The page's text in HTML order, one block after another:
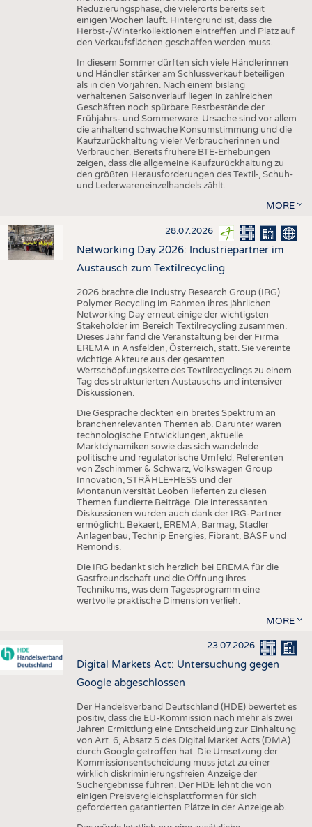
Reduzierungsphase, die vielerorts bereits seit
einigen Wochen läuft. Hintergrund ist, dass die
Herbst-/Winterkollektionen eintreffen und Platz auf
den Verkaufsflächen geschaffen werden muss.
In diesem Sommer dürften sich viele Händlerinnen
und Händler stärker am Schlussverkauf beteiligen
als in den Vorjahren. Nach einem bislang
verhaltenen Saisonverlauf liegen in zahlreichen
Geschäften noch spürbare Restbestände der
Frühjahrs- und Sommerware. Ursache sind vor allem
die anhaltend schwache Konsumstimmung und die
Kaufzurückhaltung vieler Verbraucherinnen und
Verbraucher. Bereits frühere BTE-Erhebungen
zeigen, dass die allgemeine Kaufzurückhaltung zu
den größten Herausforderungen des Textil-, Schuh-
und Lederwareneinzelhandels zählt.
MORE
28.07.2026
Networking Day 2026: Industriepartner im
Austausch zum Textilrecycling
2026 brachte die Industry Research Group (IRG)
Polymer Recycling im Rahmen ihres jährlichen
Networking Day erneut einige der wichtigsten
Stakeholder im Bereich Textilrecycling zusammen.
Dieses Jahr fand die Veranstaltung bei der Firma
EREMA in Ansfelden, Österreich, statt. Sie vereinte
wichtige Akteure aus der gesamten
Wertschöpfungskette des Textilrecyclings zu einem
Tag des strukturierten Austauschs und intensiver
Diskussionen.
Die Gespräche deckten ein breites Spektrum an
branchenrelevanten Themen ab. Darunter waren
technologische Entwicklungen, aktuelle
Marktdynamiken sowie das sich wandelnde
politische und regulatorische Umfeld. Referenten
von Zschimmer & Schwarz, Volkswagen Group
Innovation, STRÄHLE+HESS und der
Montanuniversität Leoben lieferten zu diesen
Themen fundierte Beiträge. Die interessanten
Diskussionen wurden auch dank der IRG-Partner
ermöglicht: Bekaert, EREMA, Barmag, Stadler
Anlagenbau, Technip Energies, Fibrant, BASF und
Remondis.
Die IRG bedankt sich herzlich bei EREMA für die
Gastfreundschaft und die Öffnung ihres
Technikums, was dem Tagesprogramm eine
wertvolle praktische Dimension verlieh.
MORE
23.07.2026
Digital Markets Act: Untersuchung gegen
Google abgeschlossen
Der Handelsverband Deutschland (HDE) bewertet es
positiv, dass die EU-Kommission nach mehr als zwei
Jahren Ermittlung eine Entscheidung zur Einhaltung
von Art. 6, Absatz 5 des Digital Market Acts (DMA)
durch Google getroffen hat. Die Umsetzung der
Kommissionsentscheidung muss jetzt zu einer
wirklich diskriminierungsfreien Anzeige der
Suchergebnisse führen. Der HDE lehnt die von
einigen Preisvergleichsplattformen für sich
geforderten garantierten Plätze in der Anzeige ab.